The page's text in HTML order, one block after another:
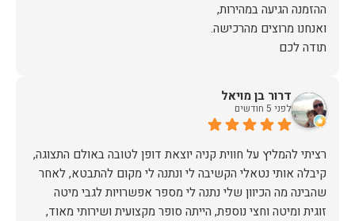
תודה לכם
דרור בן מויאל
לפני 5 חודשים
רציתי להמליץ על חווית קניה יוצאת דופן לטובה באולם התצוגה,
קיבלה אותי נטאלי הקשיבה לי ונתנה לי מקום להתבטא, לאחר
שהבינה מה הכיוון שלי נתנה לי מספר אפשרויות לגבי מיטה
זוגית ומיטה וחצי נוספת, הייתה סופר מקצועית ושירותי מאוד,